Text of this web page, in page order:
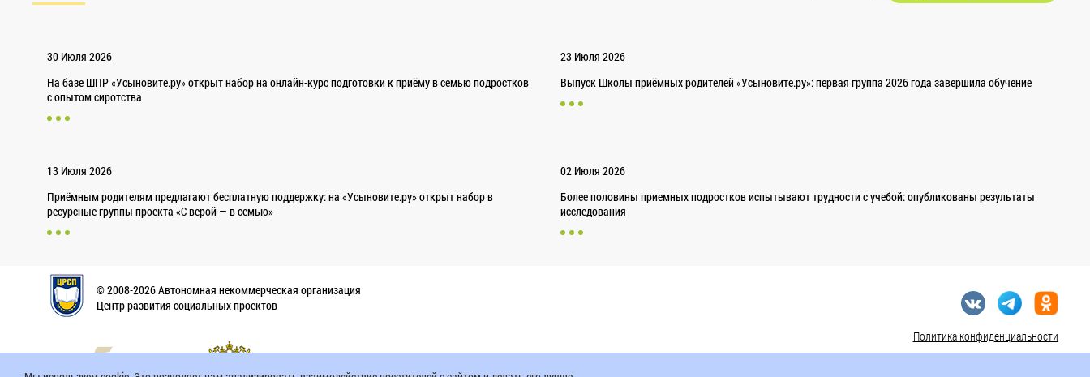
30 Июля 2026
На базе ШПР «Усыновите.ру» открыт набор на онлайн-курс подготовки к приёму в семью подростков
с опытом сиротства
23 Июля 2026
Выпуск Школы приёмных родителей «Усыновите.ру»: первая группа 2026 года завершила обучение
13 Июля 2026
Приёмным родителям предлагают бесплатную поддержку: на «Усыновите.ру» открыт набор в
ресурсные группы проекта «С верой — в семью»
02 Июля 2026
Более половины приемных подростков испытывают трудности с учебой: опубликованы результаты
исследования
© 2008-2026 Автономная некоммерческая организация
Центр развития социальных проектов
Политика конфиденциальности